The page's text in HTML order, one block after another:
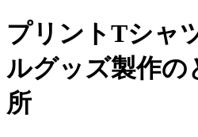
プリントTシャ
ルグッズ製作の
所